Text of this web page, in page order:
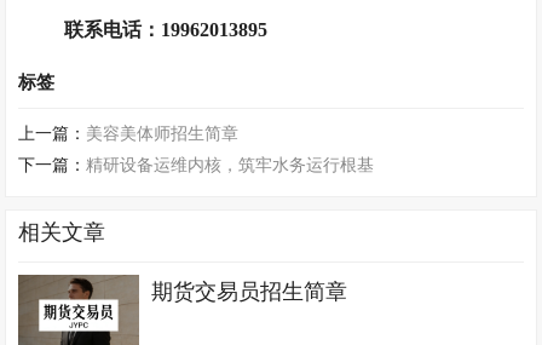
联系电话： 19962013895
标签
上一篇： 美容美体师招生简章
下一篇： 精研设备运维内核，筑牢水务运行根基
相关文章
期货交易员招生简章